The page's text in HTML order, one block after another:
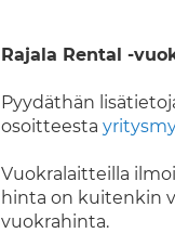
Rajala Rental -
Pyydäthän
osoitteesta
Vuokralaitteilla
hinta on kuitenkin
vuokrahinta.